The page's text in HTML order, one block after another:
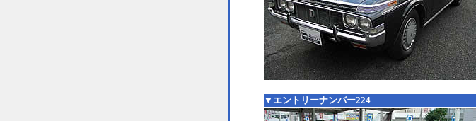
▼エントリーナンバー224